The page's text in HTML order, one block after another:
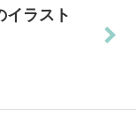
イラスト